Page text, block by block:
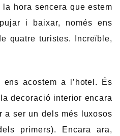
hora sencera que estem
i baixar, només ens
quatre turistes. Increïble,
acostem a l’hotel. És
decoració interior encara
a ser un dels més luxosos
primers). Encara ara,